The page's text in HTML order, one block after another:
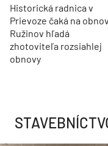
Historická radnica v
Prievoze čaká na
Ružinov hľadá
zhotoviteľa rozsiahlej
obnovy